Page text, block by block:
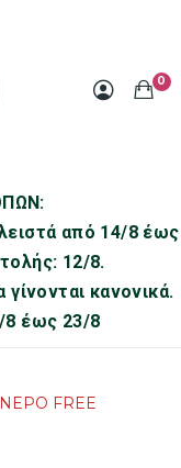
0
από 14/8 έως
12/8.
κανονικά.
8 έως 23/8
NEPO FREE